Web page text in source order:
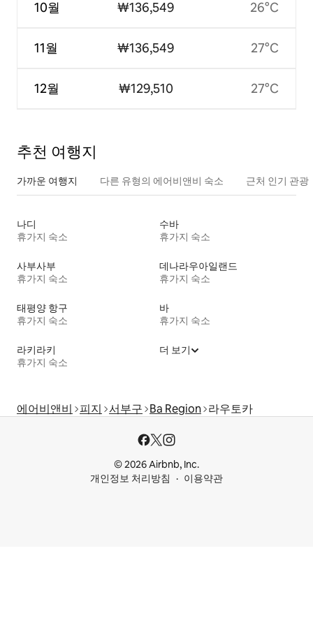
10월
11월
12월
₩136,549
₩136,549
₩129,510
26°C
27°C
27°C
추천 여행지
가까운 여행지 다른 유형의 에어비앤비 숙소 근처 인기 관광
나디
휴가지 숙소
수바
휴가지 숙소
사부사부
휴가지 숙소
데나라우아일랜드
휴가지 숙소
태평양 항구
휴가지 숙소
바
휴가지 숙소
라키라키
휴가지 숙소
더 보기
에어비앤비 피지 서부구 Ba Region 라우토카
© 2026 Airbnb, Inc.
개인정보 처리방침
이용약관